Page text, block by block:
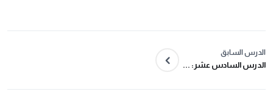
الدرس السابق
الدرس السادس عشر: ...